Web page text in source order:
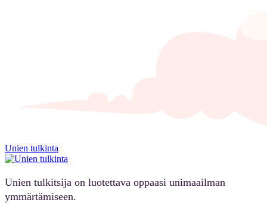
Unien tulkinta
Unien tulkitsija on luotettava oppaasi unimaailman
ymmärtämiseen.